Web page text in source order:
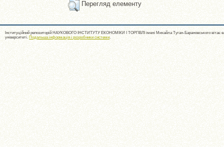
Перегляд елементу
Інституційний репозиторій НАУКОВОГО ІНСТИТУТУ ЕКОНОМІКИ І ТОРГІВЛІ імені Михайла Туган-Барановського вітає
університеті. Подальша інформація і розробники системи